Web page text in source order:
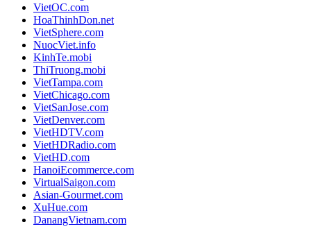
VietOC.com
HoaThinhDon.net
VietSphere.com
NuocViet.info
KinhTe.mobi
ThiTruong.mobi
VietTampa.com
VietChicago.com
VietSanJose.com
VietDenver.com
VietHDTV.com
VietHDRadio.com
VietHD.com
HanoiEcommerce.com
VirtualSaigon.com
Asian-Gourmet.com
XuHue.com
DanangVietnam.com